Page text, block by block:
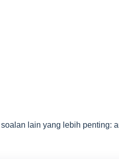
lain yang lebih penting: